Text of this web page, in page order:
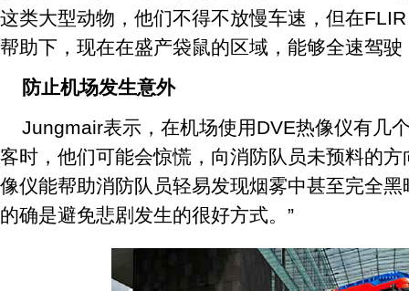
这类大型动物，他们不得不放慢车速，但在
帮助下，现在在盛产袋鼠的区域，能够全速驾
防止机场发生意外
Jungmair表示，在机场使用DVE热像仪有几
客时，他们可能会惊慌，向消防队员未预料的
像仪能帮助消防队员轻易发现烟雾中甚至完全
的确是避免悲剧发生的很好方式。”